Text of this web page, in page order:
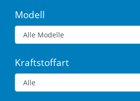
Modell
Kraftstoffart